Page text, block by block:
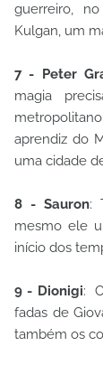
guerreiro,
Kulgan, um
7 - Peter
magia
aprendiz do
uma cidade
8 - Sauron:
mesmo ele
início dos
9 - Dionigi:
fadas de
também os